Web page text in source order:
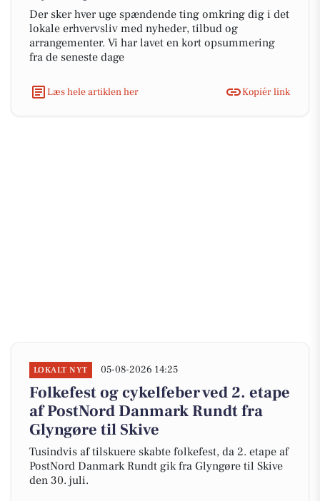
Der sker hver uge spændende ting omkring dig i det
lokale erhvervsliv med nyheder, tilbud og
arrangementer. Vi har lavet en kort opsummering
fra de seneste dage
Læs hele artiklen her Kopiér link
LOKALT NYT 05-08-2026 14:25
Folkefest og cykelfeber ved 2. etape
af PostNord Danmark Rundt fra
Glyngøre til Skive
Tusindvis af tilskuere skabte folkefest, da 2. etape af
PostNord Danmark Rundt gik fra Glyngøre til Skive
den 30. juli.